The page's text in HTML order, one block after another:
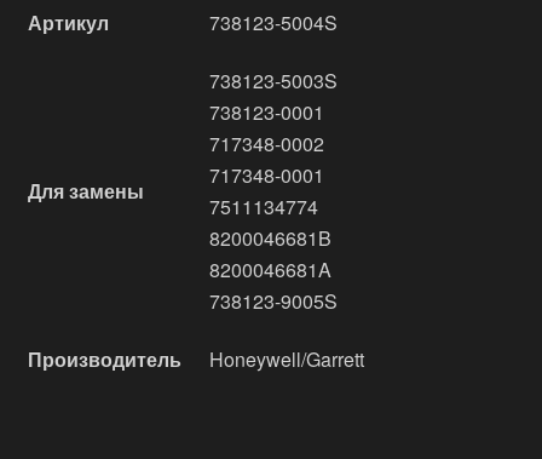
Артикул 738123-5004S
Для замены
738123-5003S
738123-0001
717348-0002
717348-0001
7511134774
8200046681B
8200046681A
738123-9005S
Производитель Honeywell/Garrett